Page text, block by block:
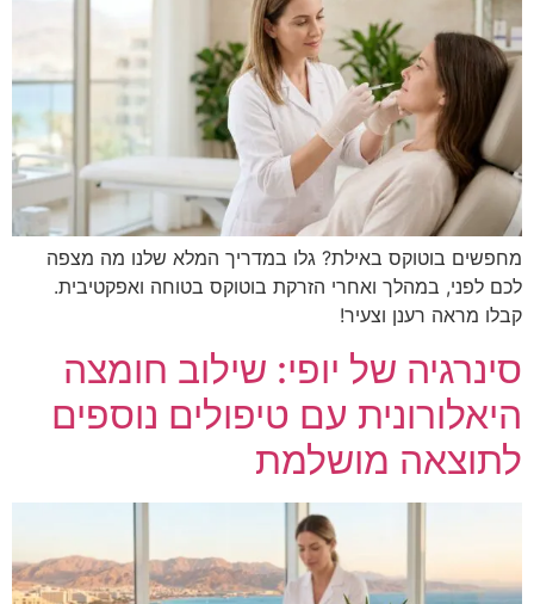
מחפשים בוטוקס באילת? גלו במדריך המלא שלנו מה מצפה
לכם לפני, במהלך ואחרי הזרקת בוטוקס בטוחה ואפקטיבית.
קבלו מראה רענן וצעיר!
סינרגיה של יופי: שילוב חומצה
היאלורונית עם טיפולים נוספים
לתוצאה מושלמת